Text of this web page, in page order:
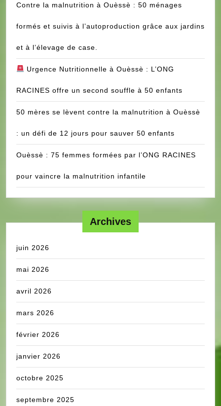
Contre la malnutrition à Ouèssè : 50 ménages
formés et suivis à l’autoproduction grâce aux jardins
et à l’élevage de case.
Urgence Nutritionnelle à Ouèssè : L’ONG
RACINES offre un second souffle à 50 enfants
50 mères se lèvent contre la malnutrition à Ouèssè
: un défi de 12 jours pour sauver 50 enfants
Ouèssè : 75 femmes formées par l’ONG RACINES
pour vaincre la malnutrition infantile
Archives
juin 2026
mai 2026
avril 2026
mars 2026
février 2026
janvier 2026
octobre 2025
septembre 2025